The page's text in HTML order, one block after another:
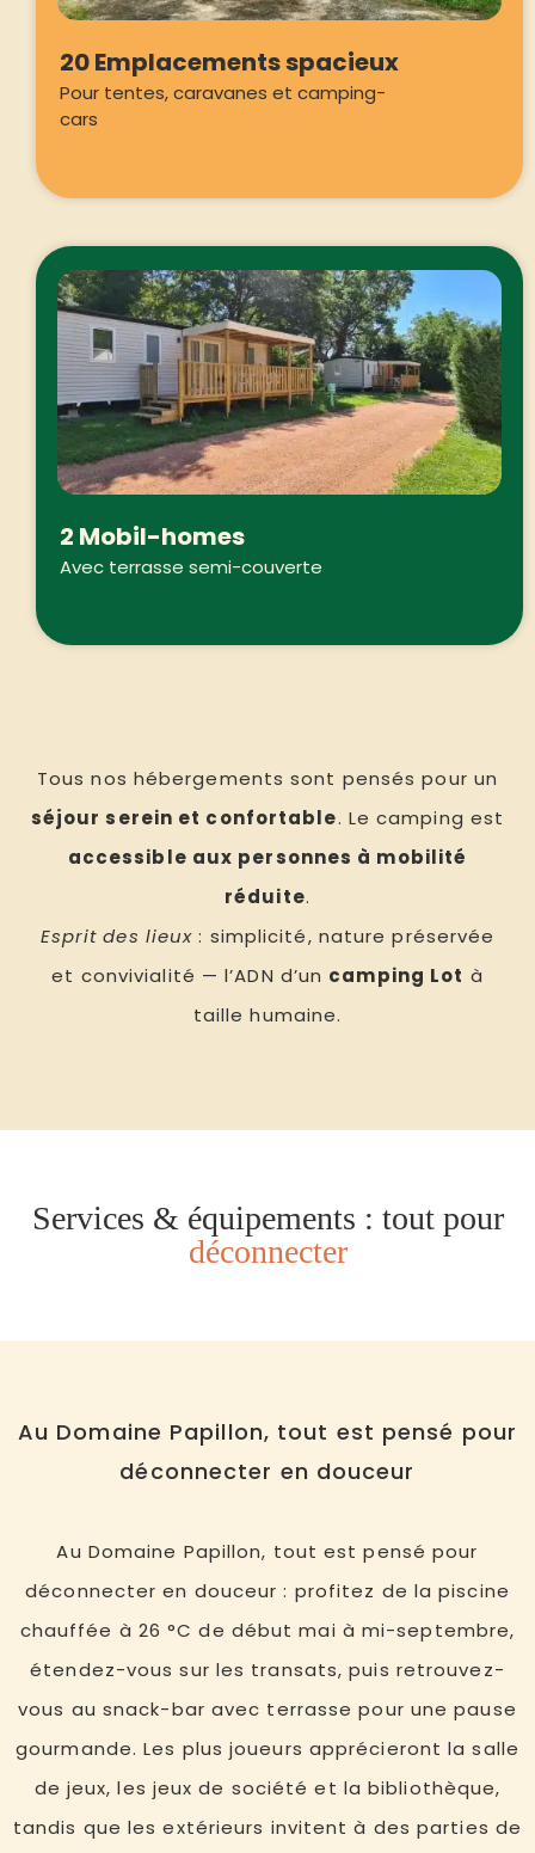
20 Emplacements spacieux
Pour tentes, caravanes et camping-
cars
2 Mobil-homes
Avec terrasse semi-couverte
Tous nos hébergements sont pensés pour un
séjour serein et confortable. Le camping est
accessible aux personnes à mobilité
réduite.
Esprit des lieux : simplicité, nature préservée
et convivialité — l’ADN d’un camping Lot à
taille humaine.
Services & équipements : tout pour
déconnecter
Au Domaine Papillon, tout est pensé pour
déconnecter en douceur
Au Domaine Papillon, tout est pensé pour
déconnecter en douceur : profitez de la piscine
chauffée à 26 °C de début mai à mi-septembre,
étendez-vous sur les transats, puis retrouvez-
vous au snack-bar avec terrasse pour une pause
gourmande. Les plus joueurs apprécieront la salle
de jeux, les jeux de société et la bibliothèque,
tandis que les extérieurs invitent à des parties de